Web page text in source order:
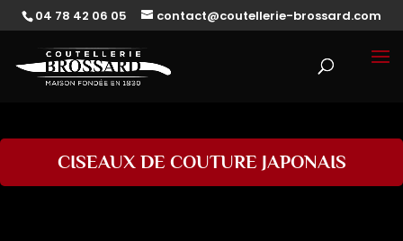
04 78 42 06 05 contact@coutellerie-brossard.com
CISEAUX DE COUTURE JAPONAIS